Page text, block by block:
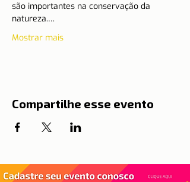
são importantes na conservação da
natureza.…
Mostrar mais
Compartilhe esse evento